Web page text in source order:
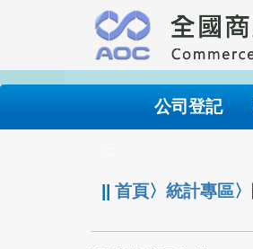
要
內
公司登記
||首頁〉統計專區〉